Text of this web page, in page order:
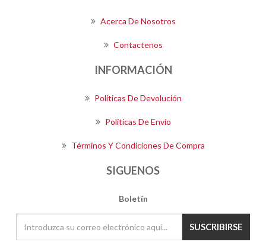
Acerca De Nosotros
Contactenos
INFORMACIÓN
Políticas De Devolución
Políticas De Envío
Términos Y Condiciones De Compra
SIGUENOS
Boletín
SUSCRIBIRSE